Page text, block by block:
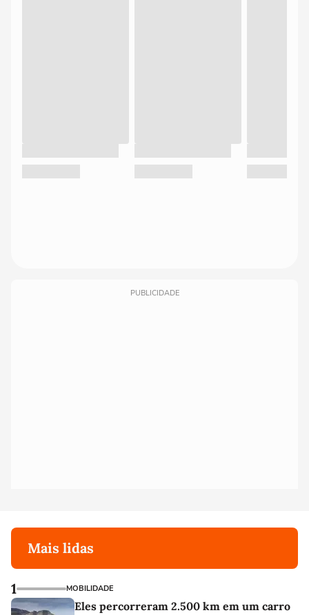
PUBLICIDADE
Mais lidas
1 MOBILIDADE
Eles percorreram 2.500 km em um carro